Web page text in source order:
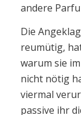
andere
Die
reumütig,
warum sie
nicht nötig
viermal
passive ihr